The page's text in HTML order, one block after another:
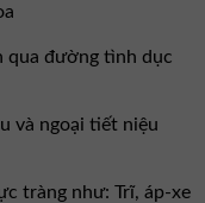
qua đường tình dục
và ngoại tiết niệu
tràng như: Trĩ, áp-xe